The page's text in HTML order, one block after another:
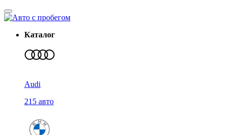
Каталог
Audi
215 авто